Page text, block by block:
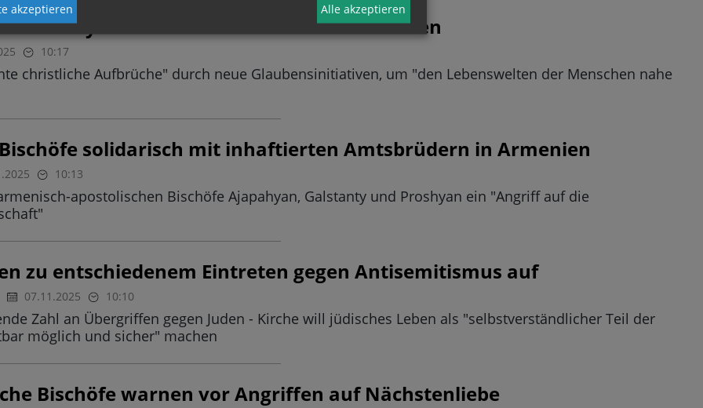
soll synodaler und missionarischer werden
10:17
christliche Aufbrüche" durch neue Glaubensinitiativen, um "den Lebenswelten der Menschen nahe
solidarisch mit inhaftierten Amtsbrüdern in Armenien
10:13
apostolischen Bischöfe Ajapahyan, Galstanty und Proshyan ein "Angriff auf die
zu entschiedenem Eintreten gegen Antisemitismus auf
07.11.2025 10:10
Zahl an Übergriffen gegen Juden - Kirche will jüdisches Leben als "selbstverständlicher Teil der
möglich und sicher" machen
Bischöfe warnen vor Angriffen auf Nächstenliebe
akzeptieren Alle akzeptieren